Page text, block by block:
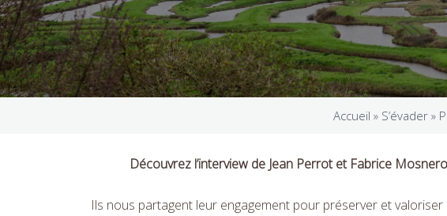
Accueil » S’évader»
Découvrez l’interview de Jean Perrot et Fabrice
Ils nous partagent leur engagement pour préserver et